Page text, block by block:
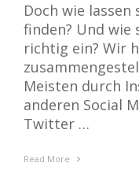
Doch wie lassen
finden? Und wie
richtig ein? Wir
Meisten durch
anderen Social
Twitter …
Read More